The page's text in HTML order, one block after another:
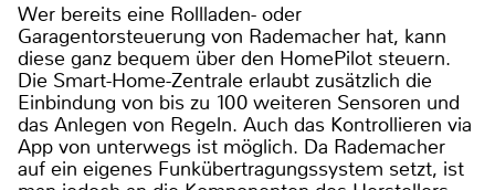
Wer bereits eine Rollladen- oder
Garagentorsteuerung von Rademacher hat, kann
diese ganz bequem über den HomePilot steuern.
Die Smart-Home-Zentrale erlaubt zusätzlich die
Einbindung von bis zu 100 weiteren Sensoren und
das Anlegen von Regeln. Auch das Kontrollieren via
App von unterwegs ist möglich. Da Rademacher
auf ein eigenes Funkübertragungssystem setzt, ist